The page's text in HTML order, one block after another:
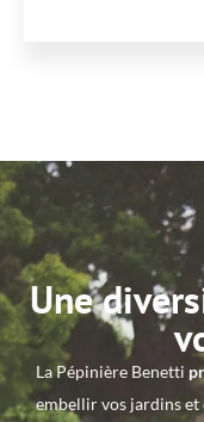
Une
La Pépinière Benetti
embellir vos jardins et